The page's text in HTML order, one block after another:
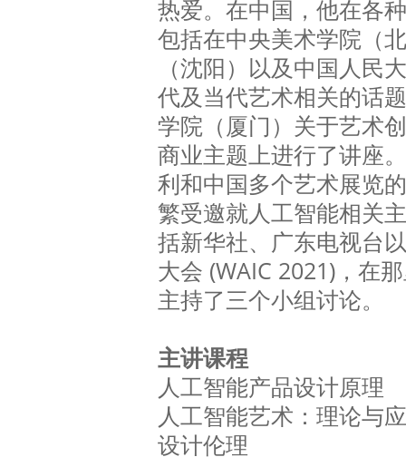
热爱。在中国，他在各
包括在中央美术学院（
（沈阳）以及中国人民
代及当代艺术相关的话
学院（厦门）关于艺术
商业主题上进行了讲座
利和中国多个艺术展览
繁受邀就人工智能相关
括新华社、广东电视台
大会 (WAIC 2021)，在
主持了三个小组讨论。
主讲课程
人工智能产品设计原理
人工智能艺术：理论与
设计伦理